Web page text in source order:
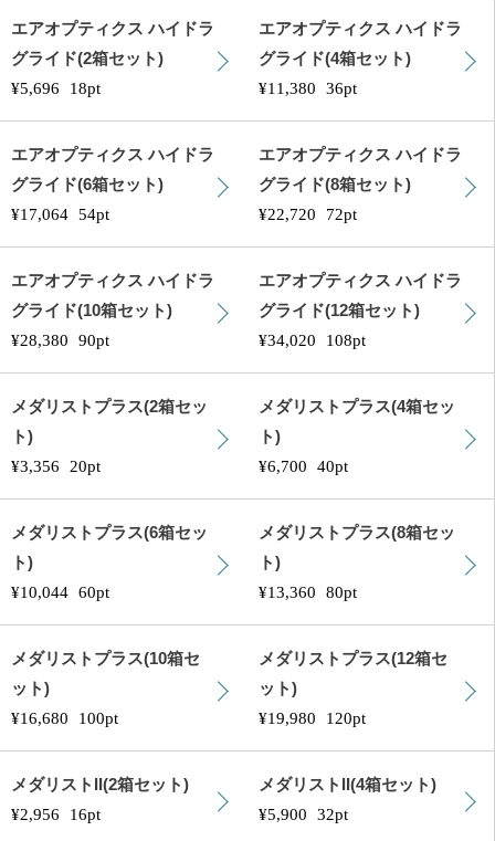
エアオプティクス ハイドラ
グライド(2箱セット)
¥5,696
18pt
エアオプティクス ハイドラ
グライド(4箱セット)
¥11,380 36pt
エアオプティクス ハイドラ
グライド(6箱セット)
¥17,064 54pt
エアオプティクス ハイドラ
グライド(8箱セット)
¥22,720
72pt
エアオプティクス ハイドラ
グライド(10箱セット)
¥28,380 90pt
エアオプティクス ハイドラ
グライド(12箱セット)
¥34,020
108pt
メダリストプラス(2箱セッ
ト)
¥3,356
20pt
メダリストプラス(4箱セッ
ト)
¥6,700 40pt
メダリストプラス(6箱セッ
ト)
¥10,044 60pt
メダリストプラス(8箱セッ
ト)
¥13,360 80pt
メダリストプラス(10箱セ
ット)
¥16,680
100pt
メダリストプラス(12箱セ
ット)
¥19,980
120pt
メダリストII(2箱セット)
¥2,956
16pt
メダリストII(4箱セット)
¥5,900 32pt